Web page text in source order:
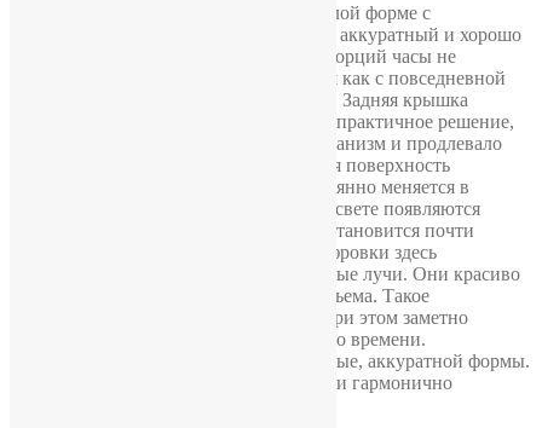
Корпус выполнен в классической круглой форме с
позолоченным покрытием. Он тонкий, аккуратный и хорошо
сидит на руке. За счет спокойных пропорций часы не
выглядят громоздко и легко сочетаются как с повседневной
одеждой, так и с более строгим стилем. Задняя крышка
изготовлена из нержавеющей стали — практичное решение,
которое помогало лучше сохранять механизм и продлевало
его срок службы. Черная металлическая поверхность
циферблата выглядит глубокой и постоянно меняется в
зависимости от освещения. При ярком свете появляются
мягкие переливы, а в тени циферблат становится почти
графитовым. Вместо стандартной оцифровки здесь
использованы фрезерованные золотистые лучи. Они красиво
отражают свет и создают ощущение объема. Такое
оформление выглядит сдержанно, но при этом заметно
дороже многих различных моделей того времени.
Центральные стрелки тонкие, золотистые, аккуратной формы.
Они хорошо читаются на темном фоне и гармонично